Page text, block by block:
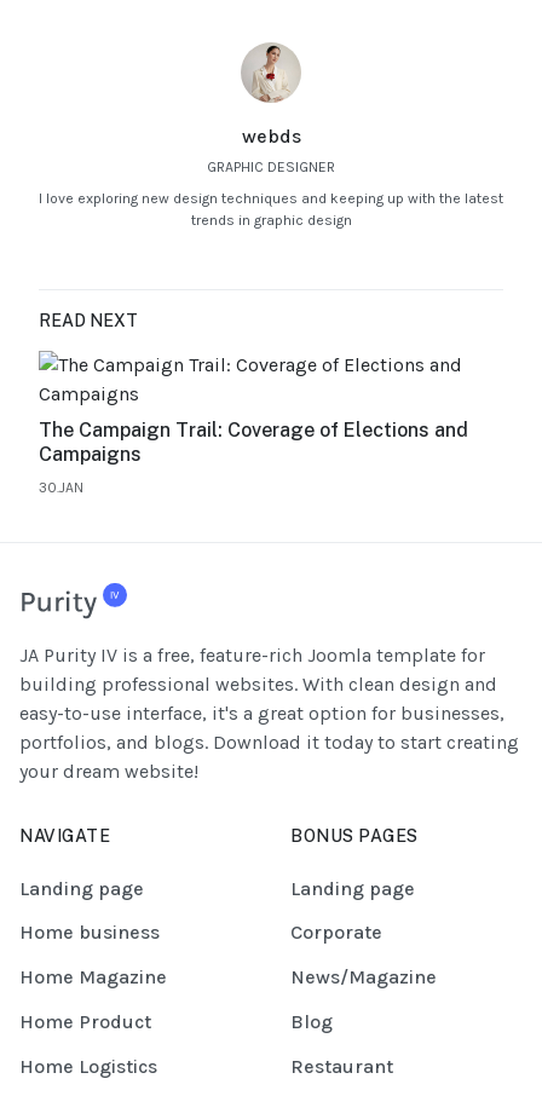
webds
GRAPHIC DESIGNER
I love exploring new design techniques and keeping up with the latest
trends in graphic design
READ NEXT
The Campaign Trail: Coverage of Elections and
Campaigns
30.JAN
JA Purity IV is a free, feature-rich Joomla template for
building professional websites. With clean design and
easy-to-use interface, it's a great option for businesses,
portfolios, and blogs. Download it today to start creating
your dream website!
NAVIGATE
Landing page
Home business
Home Magazine
Home Product
Home Logistics
BONUS PAGES
Landing page
Corporate
News/Magazine
Blog
Restaurant